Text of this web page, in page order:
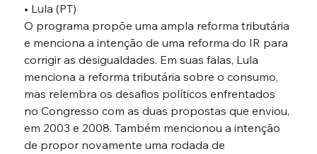
• Lula (PT)
O programa propõe uma ampla reforma tributária
e menciona a intenção de uma reforma do IR para
corrigir as desigualdades. Em suas falas, Lula
menciona a reforma tributária sobre o consumo,
mas relembra os desafios políticos enfrentados
no Congresso com as duas propostas que enviou,
em 2003 e 2008. Também mencionou a intenção
de propor novamente uma rodada de